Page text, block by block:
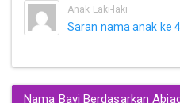
Anak Laki-laki
Saran nama anak ke
Nama Bayi Berdasarkan